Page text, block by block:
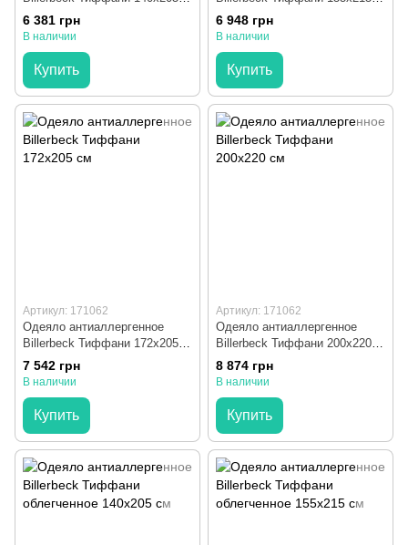
см
6 381 грн
В наличии
Купить
см
6 948 грн
В наличии
Купить
Артикул: 171062
Одеяло антиаллергенное
Billerbeck Тиффани 172x205
см
7 542 грн
В наличии
Купить
Артикул: 171062
Одеяло антиаллергенное
Billerbeck Тиффани 200x220
см
8 874 грн
В наличии
Купить